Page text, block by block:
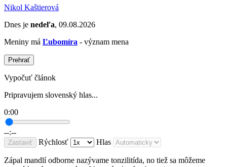
Nikol Kaštierová
Dnes je nedeľa, 09.08.2026
Meniny má Ľubomíra - význam mena
Prehrať
Vypočuť článok
Pripravujem slovenský hlas...
0:00
--:--
Zastaviť Rýchlosť Hlas
Zápal mandlí odborne nazývame tonzilitída, no tiež sa môžeme